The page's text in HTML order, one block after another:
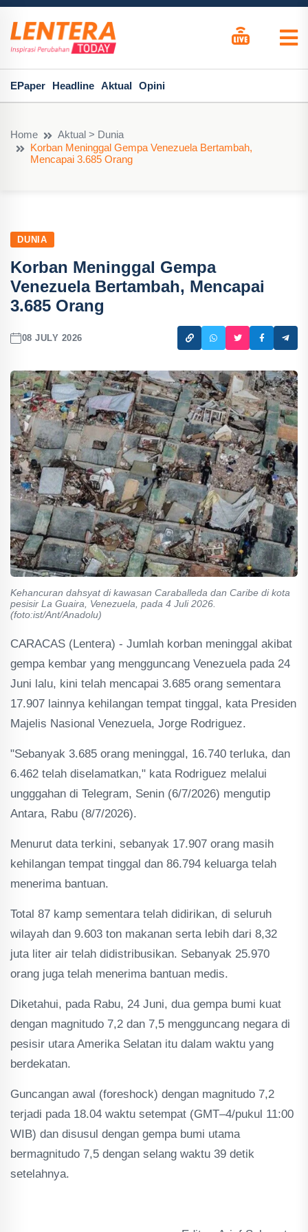
EPaper Headline Aktual Opini
Home
Aktual > Dunia
Korban Meninggal Gempa Venezuela Bertambah,
Mencapai 3.685 Orang
DUNIA
Korban Meninggal Gempa
Venezuela Bertambah, Mencapai
3.685 Orang
08 JULY 2026
Kehancuran dahsyat di kawasan Caraballeda dan Caribe di kota
pesisir La Guaira, Venezuela, pada 4 Juli 2026.
(foto:ist/Ant/Anadolu)
CARACAS (Lentera) - Jumlah korban meninggal akibat
gempa kembar yang mengguncang Venezuela pada 24
Juni lalu, kini telah mencapai 3.685 orang sementara
17.907 lainnya kehilangan tempat tinggal, kata Presiden
Majelis Nasional Venezuela, Jorge Rodriguez.
"Sebanyak 3.685 orang meninggal, 16.740 terluka, dan
6.462 telah diselamatkan," kata Rodriguez melalui
ungggahan di Telegram, Senin (6/7/2026) mengutip
Antara, Rabu (8/7/2026).
Menurut data terkini, sebanyak 17.907 orang masih
kehilangan tempat tinggal dan 86.794 keluarga telah
menerima bantuan.
Total 87 kamp sementara telah didirikan, di seluruh
wilayah dan 9.603 ton makanan serta lebih dari 8,32
juta liter air telah didistribusikan. Sebanyak 25.970
orang juga telah menerima bantuan medis.
Diketahui, pada Rabu, 24 Juni, dua gempa bumi kuat
dengan magnitudo 7,2 dan 7,5 mengguncang negara di
pesisir utara Amerika Selatan itu dalam waktu yang
berdekatan.
Guncangan awal (foreshock) dengan magnitudo 7,2
terjadi pada 18.04 waktu setempat (GMT–4/pukul 11:00
WIB) dan disusul dengan gempa bumi utama
bermagnitudo 7,5 dengan selang waktu 39 detik
setelahnya.